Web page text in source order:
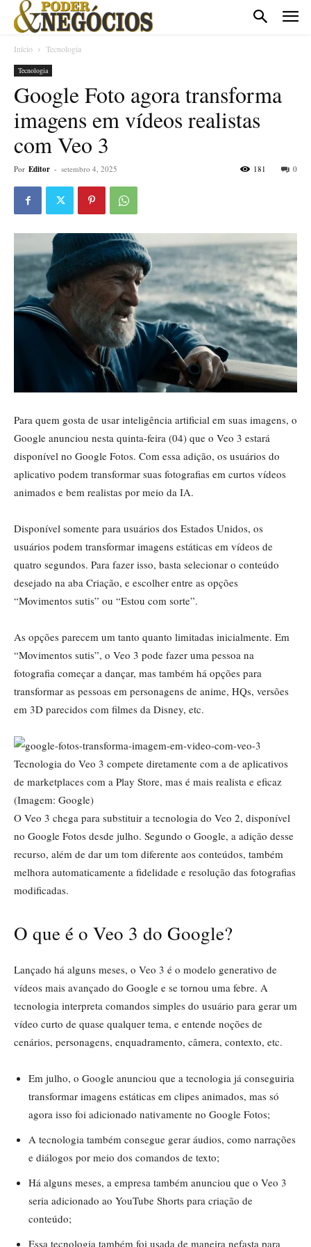
Início Tecnologia
Tecnologia
Google Foto agora transforma
imagens em vídeos realistas
com Veo 3
Por Editor - setembro 4, 2025 0
181
Para quem gosta de usar inteligência artificial em suas imagens, o
Google anunciou nesta quinta-feira (04) que o Veo 3 estará
disponível no Google Fotos. Com essa adição, os usuários do
aplicativo podem transformar suas fotografias em curtos vídeos
animados e bem realistas por meio da IA.
Disponível somente para usuários dos Estados Unidos, os
usuários podem transformar imagens estáticas em vídeos de
quatro segundos. Para fazer isso, basta selecionar o conteúdo
desejado na aba Criação, e escolher entre as opções
“Movimentos sutis” ou “Estou com sorte”.
As opções parecem um tanto quanto limitadas inicialmente. Em
“Movimentos sutis”, o Veo 3 pode fazer uma pessoa na
fotografia começar a dançar, mas também há opções para
transformar as pessoas em personagens de anime, HQs, versões
em 3D parecidos com filmes da Disney, etc.
Tecnologia do Veo 3 compete diretamente com a de aplicativos
de marketplaces com a Play Store, mas é mais realista e eficaz
(Imagem: Google)
O Veo 3 chega para substituir a tecnologia do Veo 2, disponível
no Google Fotos desde julho. Segundo o Google, a adição desse
recurso, além de dar um tom diferente aos conteúdos, também
melhora automaticamente a fidelidade e resolução das fotografias
modificadas.
O que é o Veo 3 do Google?
Lançado há alguns meses, o Veo 3 é o modelo generativo de
vídeos mais avançado do Google e se tornou uma febre. A
tecnologia interpreta comandos simples do usuário para gerar um
vídeo curto de quase qualquer tema, e entende noções de
cenários, personagens, enquadramento, câmera, contexto, etc.
Em julho, o Google anunciou que a tecnologia já conseguiria
transformar imagens estáticas em clipes animados, mas só
agora isso foi adicionado nativamente no Google Fotos;
A tecnologia também consegue gerar áudios, como narrações
e diálogos por meio dos comandos de texto;
Há alguns meses, a empresa também anunciou que o Veo 3
seria adicionado ao YouTube Shorts para criação de
conteúdo;
Essa tecnologia também foi usada de maneira nefasta para